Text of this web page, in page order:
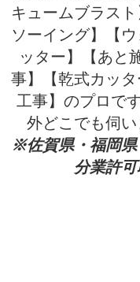
キュームブラス
ソーイング】【
ッター】【あと
事】【乾式カッ
工事】のプロで
外どこでも伺い
※佐賀県・福岡県
分業許